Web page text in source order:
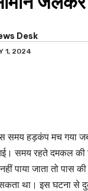
Desk
1, 2024
समय हड़कंप मच गया
समय रहते दमकल की
पाया जाता तो पास
था। इस घटना से